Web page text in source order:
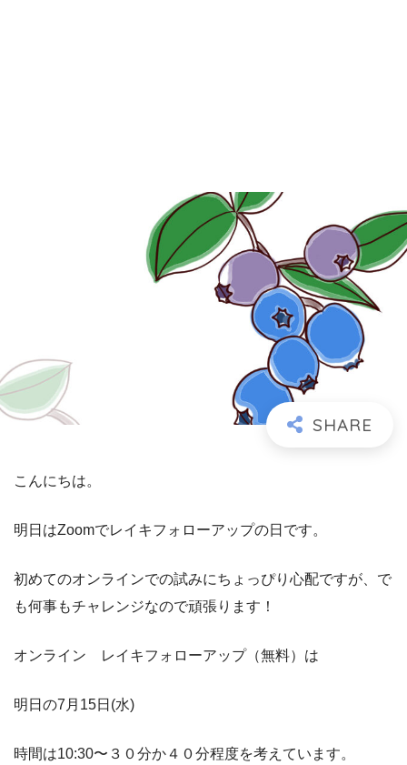
こんにちは。
明日はZoomでレイキフォローアップの日です。
初めてのオンラインでの試みにちょっぴり心配ですが、で
も何事もチャレンジなので頑張ります！
オンライン レイキフォローアップ（無料）は
明日の7月15日(水)
時間は10:30〜３０分か４０分程度を考えています。